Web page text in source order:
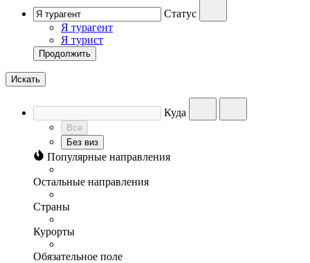
Статус
Я турагент
Я турист
Продолжить
Искать
Куда
Все
Без виз
Популярные направления
Остальные направления
Страны
Курорты
Обязательное поле